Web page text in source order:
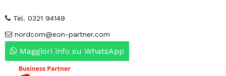
Tel. 0321 94149
nordcom@eon-partner.com
Maggiori info su WhatsApp